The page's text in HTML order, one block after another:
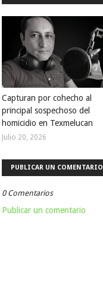
Capturan por cohecho al
principal sospechoso del
homicidio en Texmelucan
Julio 20, 2026
PUBLICAR UN COMENTARIO
0 Comentarios
Publicar un comentario